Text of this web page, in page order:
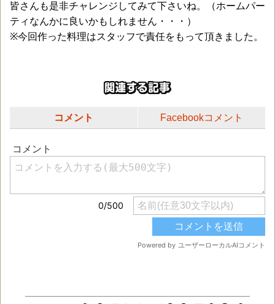
皆さんも是非チャレンジしてみて下さいね。（ホームパー
ティなんかに良いかもしれません・・・）
※今回作った料理はスタッフで責任をもって頂きました。
コメント Facebookコメント